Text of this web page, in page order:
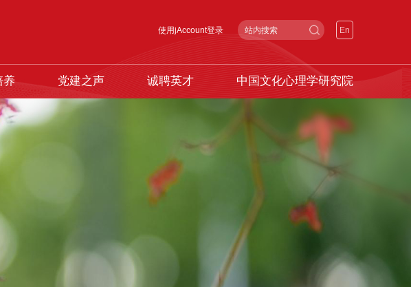
使用jAccount登录 En
养 党建之声 诚聘英才 中国文化心理学研究院